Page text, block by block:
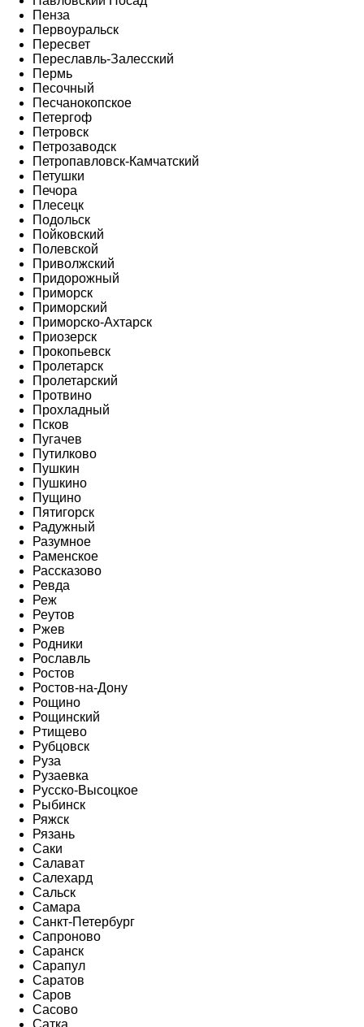
Пенза
Первоуральск
Пересвет
Переславль-Залесский
Пермь
Песочный
Песчанокопское
Петергоф
Петровск
Петрозаводск
Петропавловск-Камчатский
Петушки
Печора
Плесецк
Подольск
Пойковский
Полевской
Приволжский
Придорожный
Приморск
Приморский
Приморско-Ахтарск
Приозерск
Прокопьевск
Пролетарск
Пролетарский
Протвино
Прохладный
Псков
Пугачев
Путилково
Пушкин
Пушкино
Пущино
Пятигорск
Радужный
Разумное
Раменское
Рассказово
Ревда
Реж
Реутов
Ржев
Родники
Рославль
Ростов
Ростов-на-Дону
Рощино
Рощинский
Ртищево
Рубцовск
Руза
Рузаевка
Русско-Высоцкое
Рыбинск
Ряжск
Рязань
Саки
Салават
Салехард
Сальск
Самара
Санкт-Петербург
Сапроново
Саранск
Сарапул
Саратов
Саров
Сасово
Сатка